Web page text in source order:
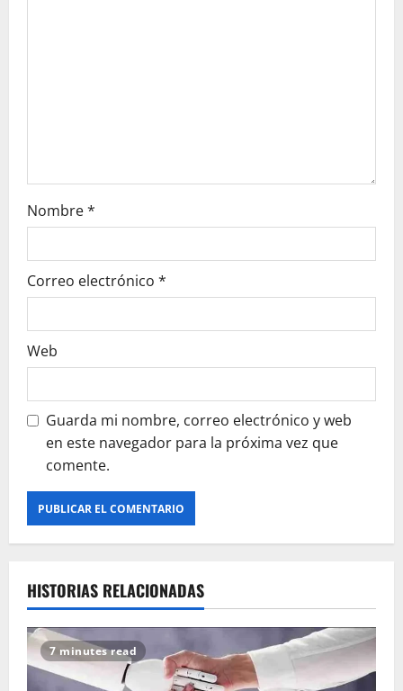
r
a
d
a
s
Nombre*
Correo electrónico *
Web
Guarda mi nombre, correo electrónico y web
en este navegador para la próxima vez que
comente.
HISTORIAS RELACIONADAS
7 minutes read